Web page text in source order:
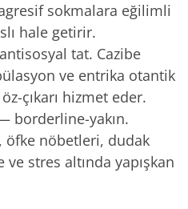
sokmalara eğilimli
hale getirir.
tat. Cazibe
ve entrika otantik
çıkarı hizmet eder.
borderline-yakın.
öfke nöbetleri, dudak
ve stres altında yapışkan